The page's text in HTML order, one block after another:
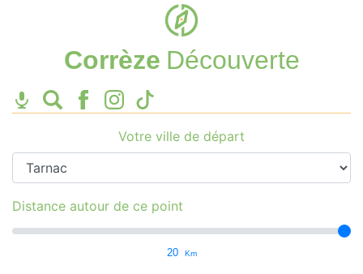
Corrèze Découverte
Votre ville de départ
Distance autour de ce point
20 Km